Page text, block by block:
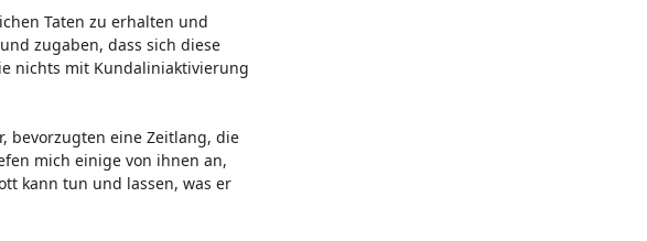
Taten zu erhalten und
zugaben, dass sich diese
nichts mit Kundaliniaktivierung
bevorzugten eine Zeitlang, die
mich einige von ihnen an,
kann tun und lassen, was er